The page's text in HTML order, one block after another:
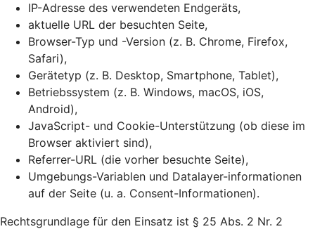
IP-Adresse des verwendeten Endgeräts,
aktuelle URL der besuchten Seite,
Browser-Typ und -Version (z. B. Chrome, Firefox,
Safari),
Gerätetyp (z. B. Desktop, Smartphone, Tablet),
Betriebssystem (z. B. Windows, macOS, iOS,
Android),
JavaScript- und Cookie-Unterstützung (ob diese im
Browser aktiviert sind),
Referrer-URL (die vorher besuchte Seite),
Umgebungs-Variablen und Datalayer-informationen
auf der Seite (u. a. Consent-Informationen).
Rechtsgrundlage für den Einsatz ist § 25 Abs. 2 Nr. 2